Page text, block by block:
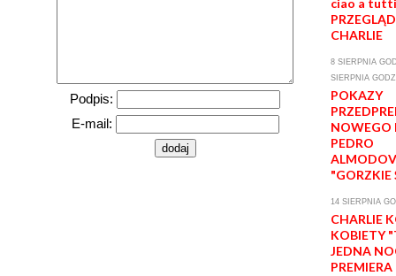
Podpis:
E-mail:
ciao a
CHARLIE
8 SIERPNIA
SIERPNIA
POKAZY
NOWEGO
PEDRO
"GORZKIE
14 SIERPNIA
CHARLIE
KOBIETY
JEDNA
PREMIERA